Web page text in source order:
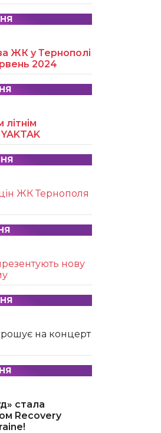
ЖК у Тернополі
2024
літнім
ЖК Тернополя
нову
на концерт
стала
Recovery